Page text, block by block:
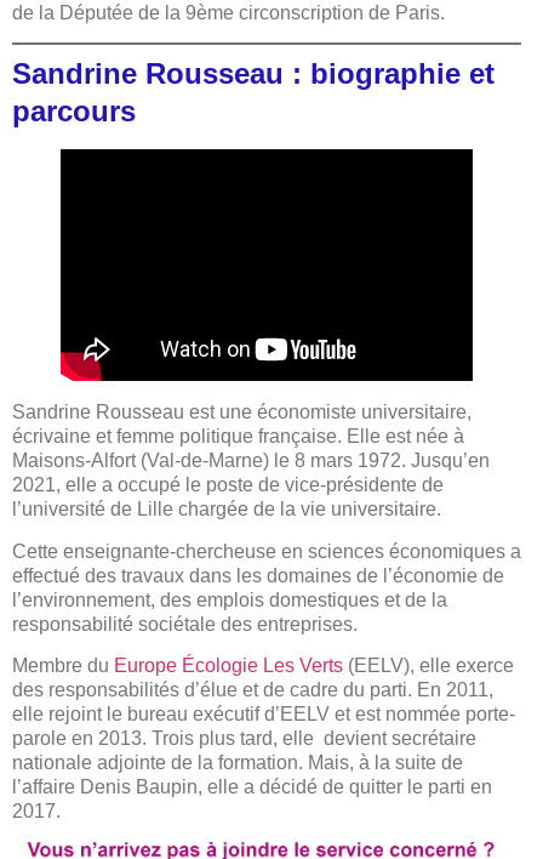
de la Députée de la 9ème circonscription de Paris.
Sandrine Rousseau : biographie et
parcours
Sandrine Rousseau est une économiste universitaire,
écrivaine et femme politique française. Elle est née à
Maisons-Alfort (Val-de-Marne) le 8 mars 1972. Jusqu’en
2021, elle a occupé le poste de vice-présidente de
l’université de Lille chargée de la vie universitaire.
Cette enseignante-chercheuse en sciences économiques a
effectué des travaux dans les domaines de l’économie de
l’environnement, des emplois domestiques et de la
responsabilité sociétale des entreprises.
Membre du Europe Écologie Les Verts (EELV), elle exerce
des responsabilités d’élue et de cadre du parti. En 2011,
elle rejoint le bureau exécutif d’EELV et est nommée porte-
parole en 2013. Trois plus tard, elle devient secrétaire
nationale adjointe de la formation. Mais, à la suite de
l’affaire Denis Baupin, elle a décidé de quitter le parti en
2017.